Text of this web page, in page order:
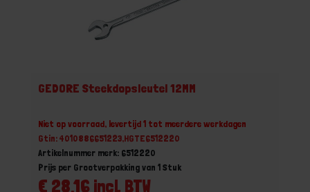
GEDORE Steekdopsleutel 12MM
Niet op voorraad, levertijd 1 tot meerdere werkdagen
Gtin: 4010886651223,HGTE6512220
Artikelnummer merk: 6512220
€ 28,16 incl. BTW
Prijs per Grootverpakking van 1 Stuk